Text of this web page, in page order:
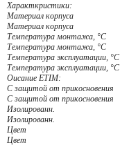
Характкристики:
Материал корпуса
Материал корпуса
Температура монтажа, °С
Температура монтажа, °С
Температура эксплуатации, °С
Температура эксплуатации, °С
Оисание ETIM:
С защитой от прикосновения
С защитой от прикосновения
Изолированн.
Изолированн.
Цвет
Цвет